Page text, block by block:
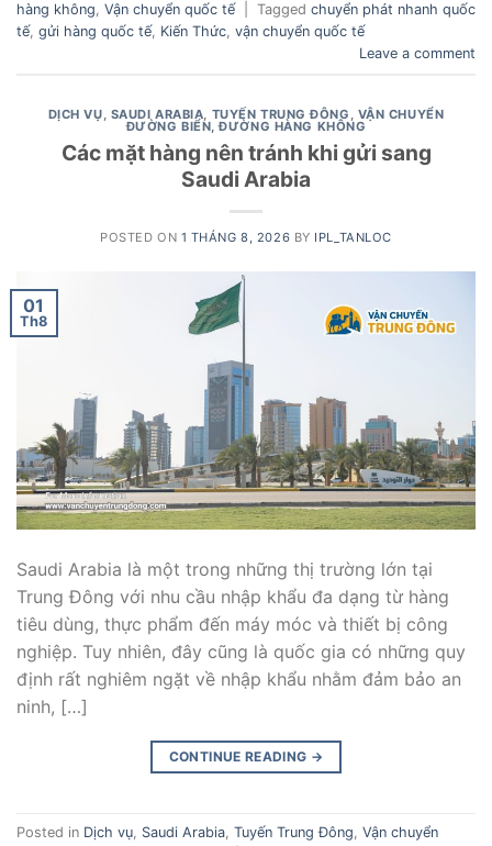
hàng không, Vận chuyển quốc tế Tagged chuyển phát nhanh quốc
tế, gửi hàng quốc tế, Kiến Thức, vận chuyển quốc tế
Leave a comment
DỊCH VỤ, SAUDI ARABIA, TUYẾN TRUNG ĐÔNG , VẬN CHUYỂN
ĐƯỜNG BIỂN, ĐƯỜNG HÀNG KHÔNG
Các mặt hàng nên tránh khi gửi sang
Saudi Arabia
POSTED ON 1 THÁNG 8, 2026 BY IPL_TANLOC
01
Th8
Saudi Arabia là một trong những thị trường lớn tại
Trung Đông với nhu cầu nhập khẩu đa dạng từ hàng
tiêu dùng, thực phẩm đến máy móc và thiết bị công
nghiệp. Tuy nhiên, đây cũng là quốc gia có những quy
định rất nghiêm ngặt về nhập khẩu nhằm đảm bảo an
ninh, […]
CONTINUE READING →
Posted in Dịch vụ Saudi Arabia Tuyến Trung Đông Vận chuyển